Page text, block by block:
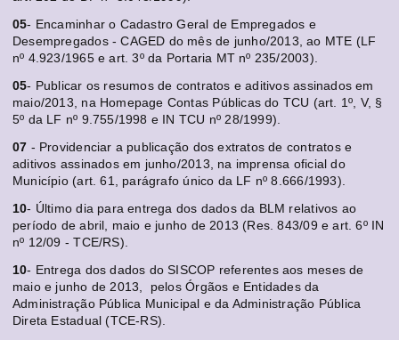
05- Encaminhar o Cadastro Geral de Empregados e
Desempregados - CAGED do mês de junho/2013, ao MTE (LF
nº 4.923/1965 e art. 3º da Portaria MT nº 235/2003).
05- Publicar os resumos de contratos e aditivos assinados em
maio/2013, na Homepage Contas Públicas do TCU (art. 1º, V, §
5º da LF nº 9.755/1998 e IN TCU nº 28/1999).
07 - Providenciar a publicação dos extratos de contratos e
aditivos assinados em junho/2013, na imprensa oficial do
Município (art. 61, parágrafo único da LF nº 8.666/1993).
10- Último dia para entrega dos dados da BLM relativos ao
período de abril, maio e junho de 2013 (Res. 843/09 e art. 6º IN
nº 12/09 - TCE/RS).
10- Entrega dos dados do SISCOP referentes aos meses de
maio e junho de 2013, pelos Órgãos e Entidades da
Administração Pública Municipal e da Administração Pública
Direta Estadual (TCE-RS).